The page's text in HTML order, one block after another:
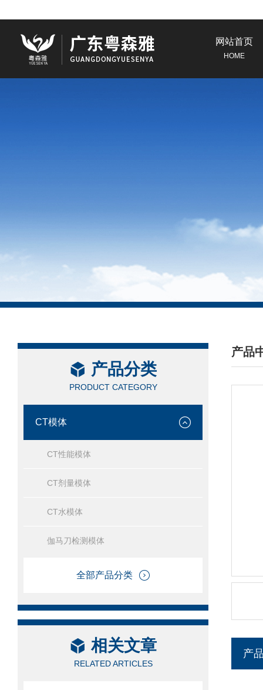
网站首页
HOME
产品分类
PRODUCT CATEGORY
CT模体
CT性能模体
CT剂量模体
CT水模体
伽马刀检测模体
全部产品分类
相关文章
RELATED ARTICLES
产品
/
产